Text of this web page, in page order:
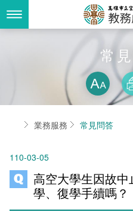
到
要
組織職掌
聯絡資訊
活動花絮
諮詢信箱
業務服務
法令規章
常見問答
相關連結
書表下載
回空大首頁
常
放大
首頁業務服務 常見問答
110-03-05
高空大學生因故
學、復學手續嗎？